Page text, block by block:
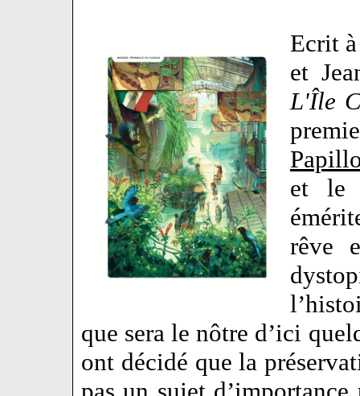
Ecrit
et
L'Île
et le
rêve
que sera le nôtre d’ici
ont décidé que la